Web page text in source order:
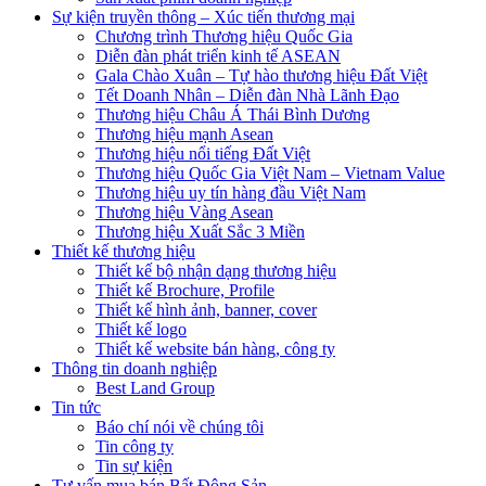
Sự kiện truyền thông – Xúc tiến thương mại
Chương trình Thương hiệu Quốc Gia
Diễn đàn phát triển kinh tế ASEAN
Gala Chào Xuân – Tự hào thương hiệu Đất Việt
Tết Doanh Nhân – Diễn đàn Nhà Lãnh Đạo
Thương hiệu Châu Á Thái Bình Dương
Thương hiệu mạnh Asean
Thương hiệu nổi tiếng Đất Việt
Thương hiệu Quốc Gia Việt Nam – Vietnam Value
Thương hiệu uy tín hàng đầu Việt Nam
Thương hiệu Vàng Asean
Thương hiệu Xuất Sắc 3 Miền
Thiết kế thương hiệu
Thiết kế bộ nhận dạng thương hiệu
Thiết kế Brochure, Profile
Thiết kế hình ảnh, banner, cover
Thiết kế logo
Thiết kế website bán hàng, công ty
Thông tin doanh nghiệp
Best Land Group
Tin tức
Báo chí nói về chúng tôi
Tin công ty
Tin sự kiện